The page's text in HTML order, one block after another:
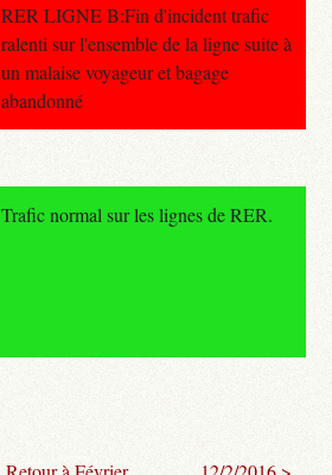
RER LIGNE B:Fin d'incident trafic
ralenti sur l'ensemble de la ligne suite à
un malaise voyageur et bagage
abandonné
Trafic normal sur les lignes de RER.